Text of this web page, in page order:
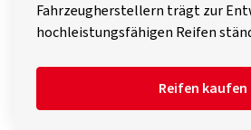
Fahrzeugherstellern trägt zur
hochleistungsfähigen Reifen
Reifen kaufen